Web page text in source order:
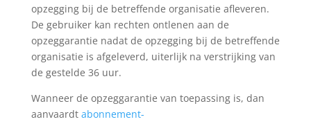
opzegging bij de betreffende organisatie afleveren.
De gebruiker kan rechten ontlenen aan de
opzeggarantie nadat de opzegging bij de betreffende
organisatie is afgeleverd, uiterlijk na verstrijking van
de gestelde 36 uur.
Wanneer de opzeggarantie van toepassing is, dan
aanvaardt abonnement-